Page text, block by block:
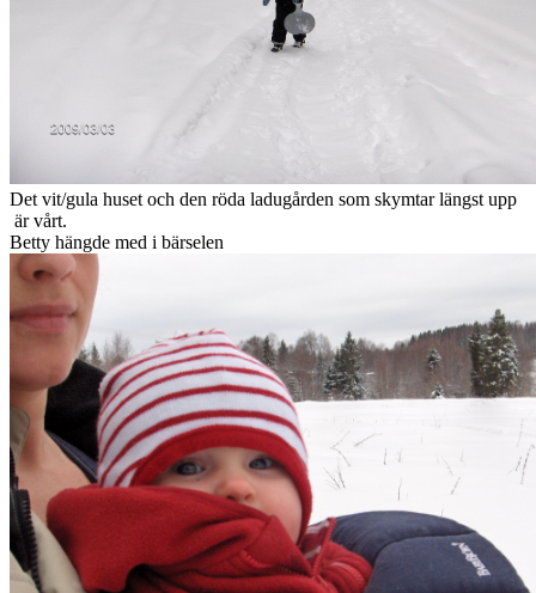
Det vit/gula huset och den röda ladugården som skymtar längst upp
är vårt.
Betty hängde med i bärselen